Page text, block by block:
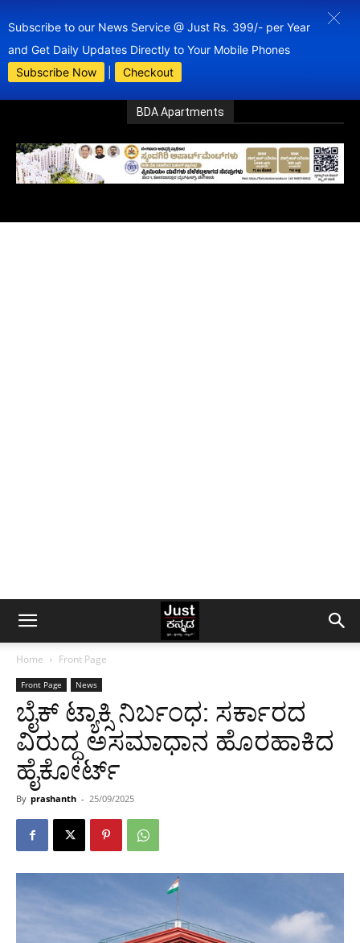
Subscribe to our News Service @ Just Rs. 399/- per Year
and Get Daily Updates Directly to Your Mobile Phones
Subscribe Now
Checkout
BDA Apartments
Home Front Page
Front Page News
ಬೈಕ್​ ಟ್ಯಾಕ್ಸಿ ನಿರ್ಬಂಧ: ಸರ್ಕಾರದ
ವಿರುದ್ಧ ಅಸಮಾಧಾನ ಹೊರಹಾಕಿದ
ಹೈಕೋರ್ಟ್​
By prashanth - 25/09/2025